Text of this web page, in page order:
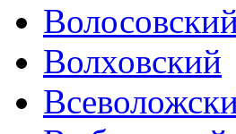
Волховский